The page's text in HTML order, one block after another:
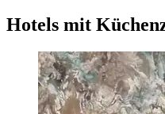
Hotels mit